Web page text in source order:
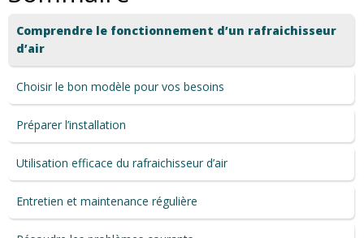
Comprendre le fonctionnement d’un rafraichisseur
d’air
Choisir le bon modèle pour vos besoins
Préparer l’installation
Utilisation efficace du rafraichisseur d’air
Entretien et maintenance régulière